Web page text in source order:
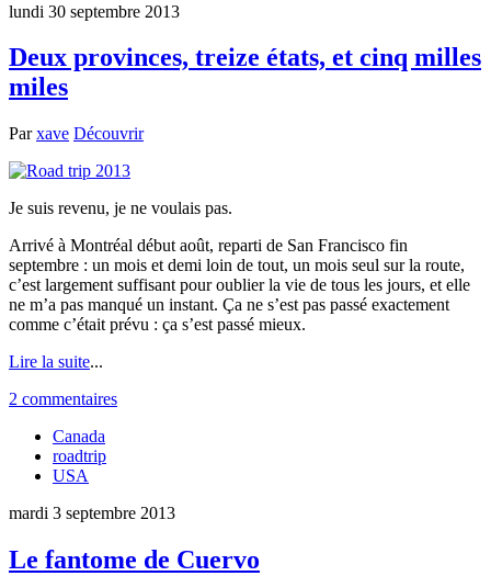
lundi 30 septembre 2013
Deux provinces, treize états, et cinq milles
miles
Parxave Découvrir
Je suis revenu, je ne voulais pas.
Arrivé à Montréal début août, reparti de San Francisco fin
septembre : un mois et demi loin de tout, un mois seul sur la route,
c’est largement suffisant pour oublier la vie de tous les jours, et elle
ne m’a pas manqué un instant. Ça ne s’est pas passé exactement
comme c’était prévu : ça s’est passé mieux.
Lire la suite...
2 commentaires
Canada
roadtrip
USA
mardi 3 septembre 2013
Le fantome de Cuervo